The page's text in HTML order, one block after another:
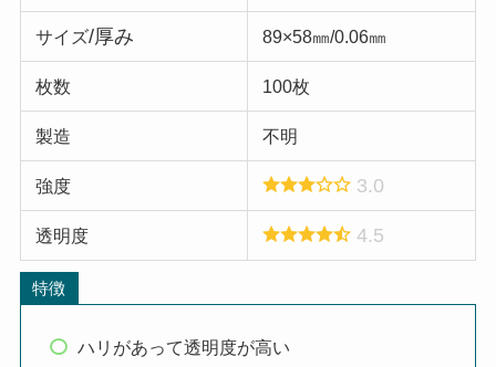
サイズ/厚み 89×58㎜/0.06㎜
枚数 100枚
製造 不明
強度 3.0
透明度 4.5
特徴
ハリがあって透明度が高い